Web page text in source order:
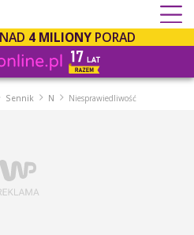
4 MILIONY PORAD
Sennik N Niesprawiedliwość